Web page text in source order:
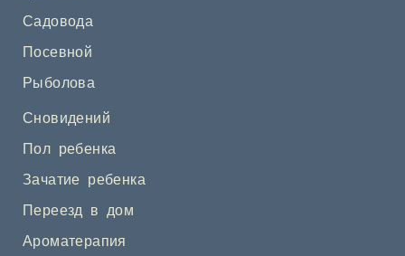
Садовода
Посевной
Рыболова
Сновидений
Пол ребенка
Зачатие ребенка
Переезд в дом
Ароматерапия